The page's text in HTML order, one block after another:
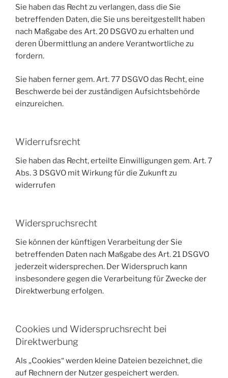
Sie haben das Recht zu verlangen, dass die Sie
betreffenden Daten, die Sie uns bereitgestellt haben
nach Maßgabe des Art. 20 DSGVO zu erhalten und
deren Übermittlung an andere Verantwortliche zu
fordern.
Sie haben ferner gem. Art. 77 DSGVO das Recht, eine
Beschwerde bei der zuständigen Aufsichtsbehörde
einzureichen.
Widerrufsrecht
Sie haben das Recht, erteilte Einwilligungen gem. Art. 7
Abs. 3 DSGVO mit Wirkung für die Zukunft zu
widerrufen
Widerspruchsrecht
Sie können der künftigen Verarbeitung der Sie
betreffenden Daten nach Maßgabe des Art. 21 DSGVO
jederzeit widersprechen. Der Widerspruch kann
insbesondere gegen die Verarbeitung für Zwecke der
Direktwerbung erfolgen.
Cookies und Widerspruchsrecht bei
Direktwerbung
Als „Cookies“ werden kleine Dateien bezeichnet, die
auf Rechnern der Nutzer gespeichert werden.